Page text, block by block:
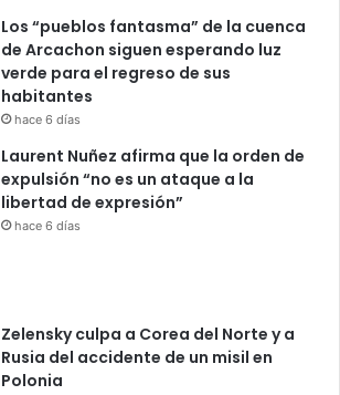
Los “pueblos fantasma” de la cuenca
de Arcachon siguen esperando luz
verde para el regreso de sus
habitantes
hace 6 días
Laurent Nuñez afirma que la orden de
expulsión “no es un ataque a la
libertad de expresión”
hace 6 días
Zelensky culpa a Corea del Norte y a
Rusia del accidente de un misil en
Polonia